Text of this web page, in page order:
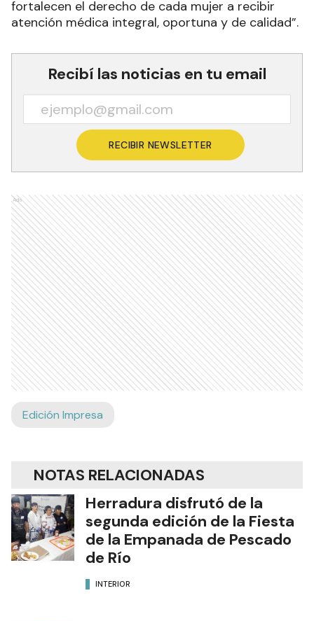
fortalecen el derecho de cada mujer a recibir
atención médica integral, oportuna y de calidad”.
Recibí las noticias en tu email
RECIBIR NEWSLETTER
Ads
Edición Impresa
NOTAS RELACIONADAS
Herradura disfrutó de la
segunda edición de la Fiesta
de la Empanada de Pescado
de Río
INTERIOR